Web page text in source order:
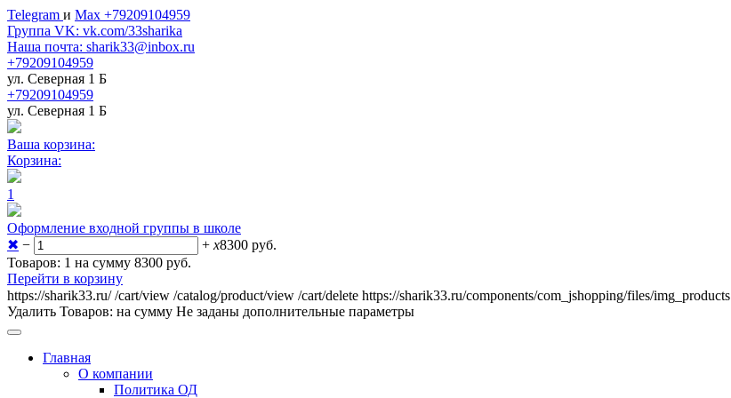
Telegram и Max +79209104959
Группа VK: vk.com/33sharika
Наша почта: sharik33@inbox.ru
+79209104959
ул. Северная 1 Б
+79209104959
ул. Северная 1 Б
Ваша корзина:
Корзина:
1
Оформление входной группы в школе
✖ − + x8300 руб.
Товаров: 1 на сумму 8300 руб.
Перейти в корзину
https://sharik33.ru/ /cart/view /catalog/product/view /cart/delete https://sharik33.ru/components/com_jshopping/files/img_products
Удалить Товаров: на сумму Не заданы дополнительные параметры
Главная
О компании
Политика ОД